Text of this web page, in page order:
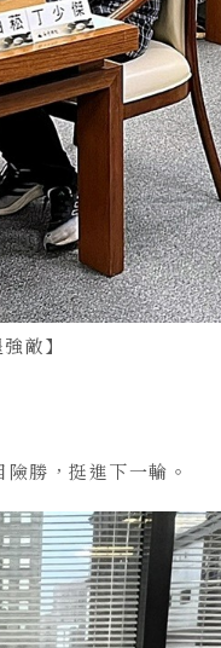
敵】
勝，挺進下一輪。